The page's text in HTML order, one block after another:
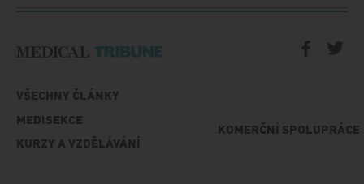
VŠECHNY ČLÁNKY
MEDISEKCE
KURZY A VZDĚLÁVÁNÍ
KOMERČNÍ SPOLUPRÁCE